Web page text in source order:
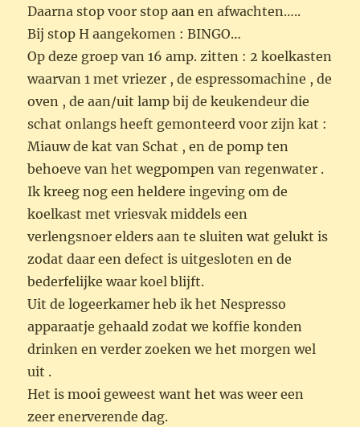
Daarna stop voor stop aan en afwachten…..
Bij stop H aangekomen : BINGO…
Op deze groep van 16 amp. zitten : 2 koelkasten
waarvan 1 met vriezer , de espressomachine , de
oven , de aan/uit lamp bij de keukendeur die
schat onlangs heeft gemonteerd voor zijn kat :
Miauw de kat van Schat , en de pomp ten
behoeve van het wegpompen van regenwater .
Ik kreeg nog een heldere ingeving om de
koelkast met vriesvak middels een
verlengsnoer elders aan te sluiten wat gelukt is
zodat daar een defect is uitgesloten en de
bederfelijke waar koel blijft.
Uit de logeerkamer heb ik het Nespresso
apparaatje gehaald zodat we koffie konden
drinken en verder zoeken we het morgen wel
uit .
Het is mooi geweest want het was weer een
zeer enerverende dag.